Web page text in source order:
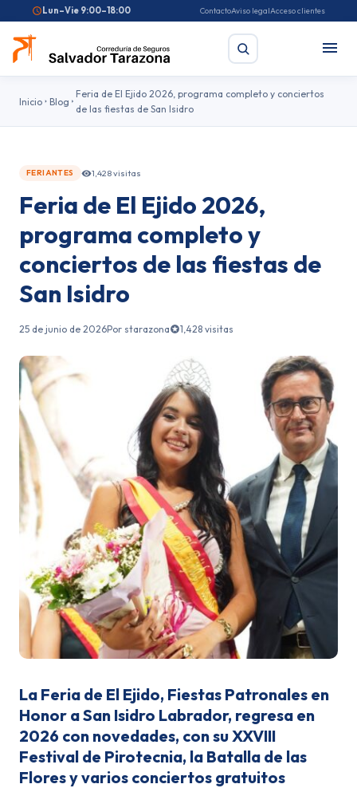
Lun–Vie 9:00–18:00 ContactoAviso legalAcceso clientes
Seguro de salud
Pirotecnia Feriantes Fallas
Inicio Blog
Feria de El Ejido 2026, programa completo y conciertos
de las fiestas de San Isidro
FERIANTES 1,428 visitas
Feria de El Ejido 2026,
programa completo y
conciertos de las fiestas de
San Isidro
25 de junio de 2026Por starazona 1,428 visitas
La Feria de El Ejido, Fiestas Patronales en
Honor a San Isidro Labrador, regresa en
2026 con novedades, con su XXVIII
Festival de Pirotecnia, la Batalla de las
Flores y varios conciertos gratuitos